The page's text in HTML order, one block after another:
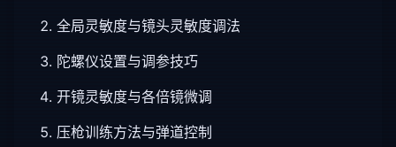
全局灵敏度与镜头灵敏度调法
陀螺仪设置与调参技巧
开镜灵敏度与各倍镜微调
压枪训练方法与弹道控制